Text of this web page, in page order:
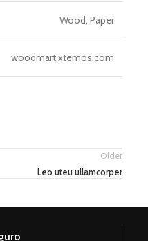
Wood, Paper
woodmart.xtemos.com
Older
Leo uteu ullamcorper